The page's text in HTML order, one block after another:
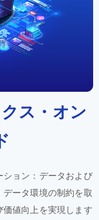
ス・ オン
ョン： データおよび
データ環境の制約を取
価値向上を実現します